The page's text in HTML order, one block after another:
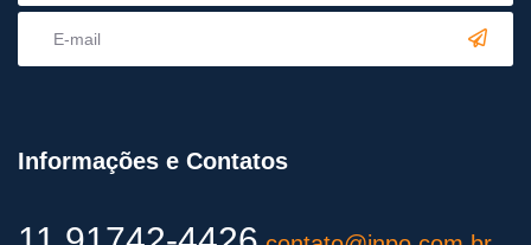
Informações e Contatos